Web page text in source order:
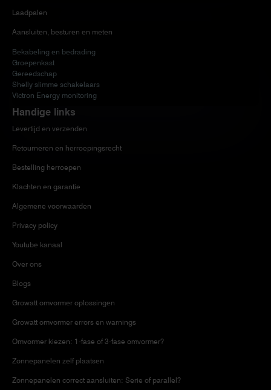
Laadpalen
Aansluiten, besturen en meten
Bekabeling en bedrading
Groepenkast
Gereedschap
Shelly slimme schakelaars
Victron Energy monitoring
Handige links
Levertijd en verzenden
Retourneren en herroepingsrecht
Bestelling herroepen
Klachten en garantie
Algemene voorwaarden
Privacy policy
Youtube kanaal
Over ons
Blogs
Growatt omvormer oplossingen
Growatt omvormer errors en warnings
Omvormer kiezen: 1-fase of 3-fase omvormer?
Zonnepanelen zelf plaatsen
Zonnepanelen correct aansluiten: Serie of parallel?